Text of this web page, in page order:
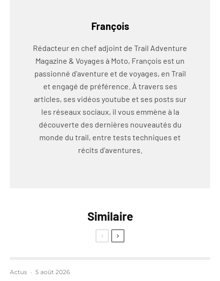
François
Rédacteur en chef adjoint de Trail Adventure
Magazine & Voyages à Moto, François est un
passionné d'aventure et de voyages, en Trail
et engagé de préférence. À travers ses
articles, ses vidéos youtube et ses posts sur
les réseaux sociaux, il vous emmène à la
découverte des dernières nouveautés du
monde du trail, entre tests techniques et
récits d'aventures.
Similaire
Actus · 5 août 2026